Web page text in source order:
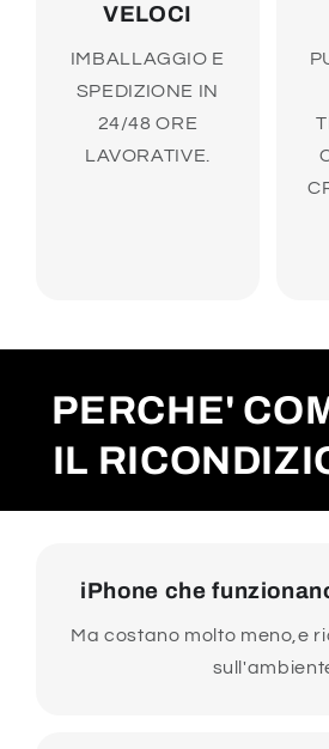
VELOCI
IMBALLAGGIO E
SPEDIZIONE IN
24/48 ORE
LAVORATIVE.
PERCHE'
IL
iPhone che
Ma costano molto meno,e